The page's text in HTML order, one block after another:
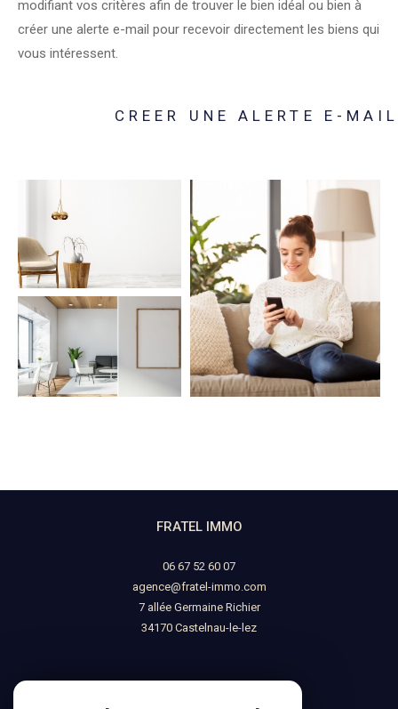
modifiant vos critères afin de trouver le bien idéal ou bien à
créer une alerte e-mail pour recevoir directement les biens qui
vous intéressent.
CREER UNE ALERTE E-
FRATEL IMMO
06 67 52 60 07
agence@fratel-immo.com
7 allée Germaine Richier
34170
castelnau-le-lez